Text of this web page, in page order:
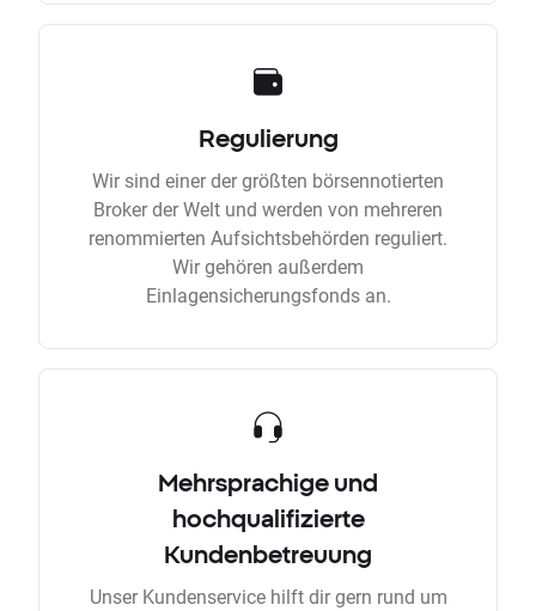
Regulierung
Wir sind einer der größten börsennotierten
Broker der Welt und werden von mehreren
renommierten Aufsichtsbehörden reguliert.
Wir gehören außerdem
Einlagensicherungsfonds an.
Mehrsprachige und
hochqualifizierte
Kundenbetreuung
Unser Kundenservice hilft dir gern rund um